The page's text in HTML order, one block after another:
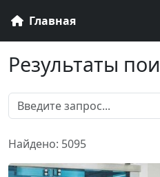
Главная
Результаты
Найдено: 5095